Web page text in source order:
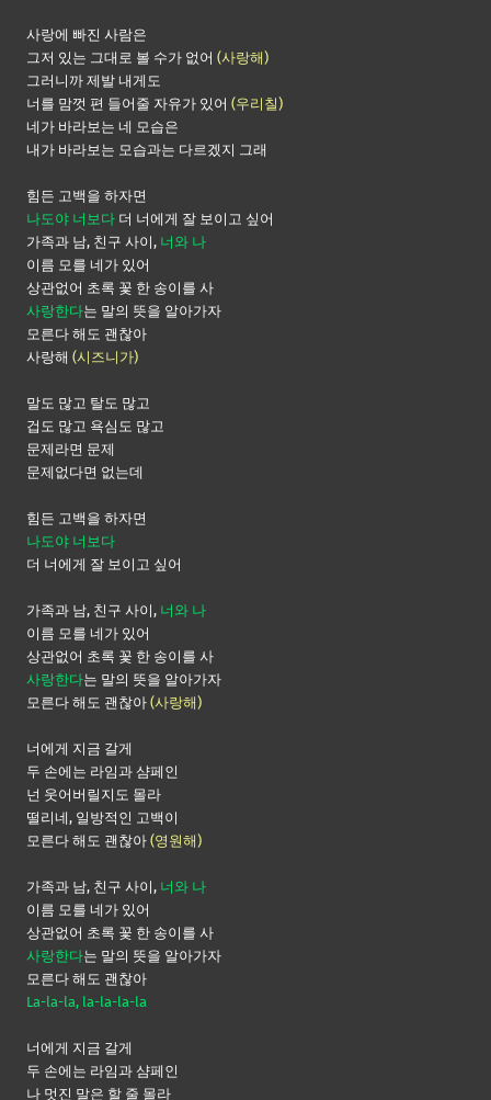
사랑에 빠진 사람은
그저 있는 그대로 볼 수가 없어 (사랑해)
그러니까 제발 내게도
너를 맘껏 편 들어줄 자유가 있어 (우리칠)
네가 바라보는 네 모습은
내가 바라보는 모습과는 다르겠지 그래
힘든 고백을 하자면
나도야 너보다 더 너에게 잘 보이고 싶어
가족과 남, 친구 사이, 너와 나
이름 모를 네가 있어
상관없어 초록 꽃 한 송이를 사
사랑한다는 말의 뜻을 알아가자
모른다 해도 괜찮아
사랑해 (시즈니가)
말도 많고 탈도 많고
겁도 많고 욕심도 많고
문제라면 문제
문제없다면 없는데
힘든 고백을 하자면
나도야 너보다
더 너에게 잘 보이고 싶어
가족과 남, 친구 사이, 너와 나
이름 모를 네가 있어
상관없어 초록 꽃 한 송이를 사
사랑한다는 말의 뜻을 알아가자
모른다 해도 괜찮아 (사랑해)
너에게 지금 갈게
두 손에는 라임과 샴페인
넌 웃어버릴지도 몰라
떨리네, 일방적인 고백이
모른다 해도 괜찮아 (영원해)
가족과 남, 친구 사이, 너와 나
이름 모를 네가 있어
상관없어 초록 꽃 한 송이를 사
사랑한다는 말의 뜻을 알아가자
모른다 해도 괜찮아
La-la-la, la-la-la-la
너에게 지금 갈게
두 손에는 라임과 샴페인
나 멋진 말은 할 줄 몰라